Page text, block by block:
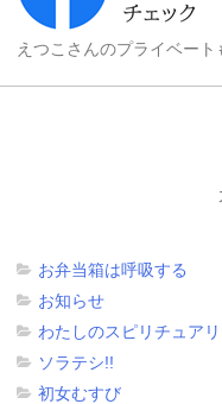
えつこさんのプライベー
お弁当箱は呼吸する
お知らせ
わたしのスピリチュアリ
ソラテシ!!
初女むすび